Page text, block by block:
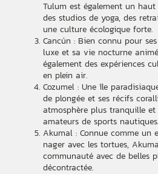
Tulum est également un
des studios de yoga, des
une culture écologique forte.
Cancún : Bien connu pour
luxe et sa vie nocturne
également des expériences
en plein air.
Cozumel : Une île
de plongée et ses récifs
atmosphère plus tranquille
amateurs de sports nautiques.
Akumal : Connue comme un
nager avec les tortues,
communauté avec de belles
décontractée.